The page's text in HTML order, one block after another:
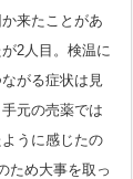
来たことがあ
2人目。検温に
がる症状は見
元の売薬では
うに感じたの
ため大事を取っ